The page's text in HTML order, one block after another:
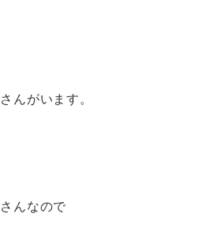
んがいます。
んなので